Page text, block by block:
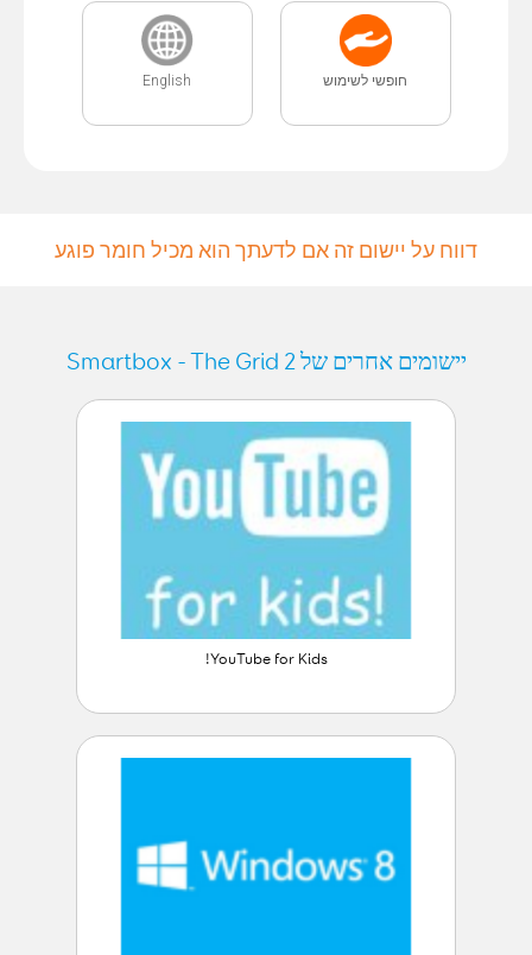
חופשי לשימוש English
דווח על יישום זה אם לדעתך הוא מכיל חומר פוגע
יישומים אחרים של Smartbox - The Grid 2
YouTube for Kids!